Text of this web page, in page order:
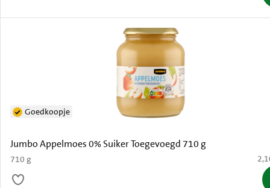
Jumbo Appelmoes 0% Suiker Toegevoegd 710 g
710 g
Goedkoopje
€